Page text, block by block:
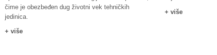
čime je obezbeđen dug životni vek tehničkih
jedinica.
+ više
+ više